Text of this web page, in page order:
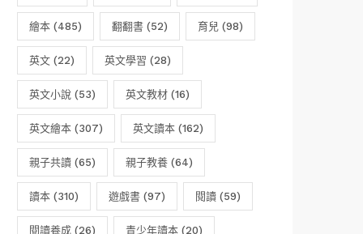
繪本 (485) 翻翻書 (52) 育兒 (98)
英文 (22) 英文學習 (28)
英文小說 (53) 英文教材 (16)
英文繪本 (307) 英文讀本 (162)
親子共讀 (65) 親子教養 (64)
讀本 (310) 遊戲書 (97) 閱讀 (59)
閱讀養成 (26) 青少年讀本 (20)